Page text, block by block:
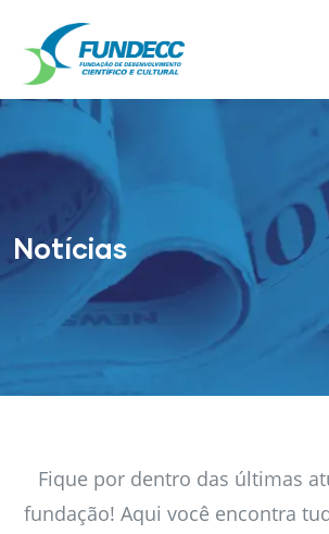
Notícias
Fique por dentro das últimas
fundação! Aqui você encontra